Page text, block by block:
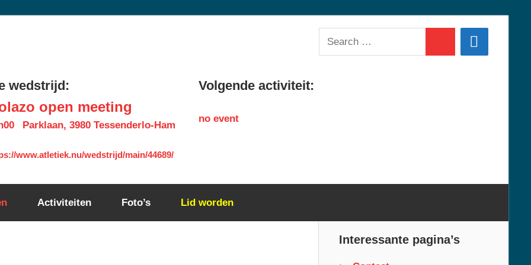
Search
for:
wedstrijd:
open meeting
Parklaan, 3980 Tessenderlo-Ham
www.atletiek.nu/wedstrijd/main/44689/
Volgende activiteit:
no event
Activiteiten Foto’s Lid worden
Interessante pagina’s